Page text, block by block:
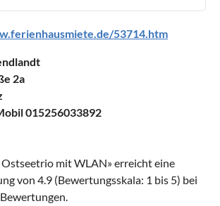
53714.htm
2a
015256033892
mit WLAN» erreicht eine
von 4.9 (Bewertungsskala: 1 bis 5) bei